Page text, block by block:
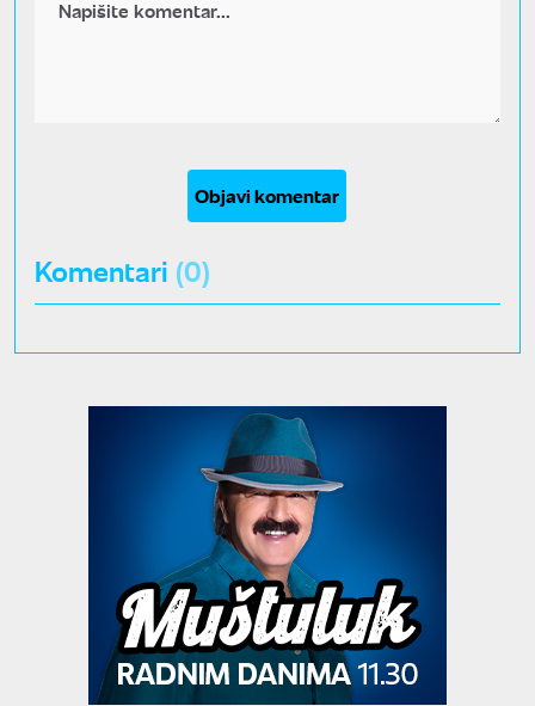
Objavi komentar
Komentari (0)